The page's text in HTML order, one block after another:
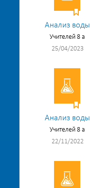
Анализ воды
Учителей 8 а
25/04/2023
Анализ воды
Учителей 8 а
22/11/2022